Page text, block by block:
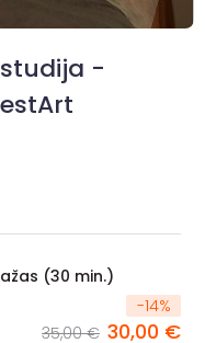
-
(30 min.)
-14%
35,00 € 30,00 €